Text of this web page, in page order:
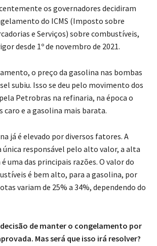
os governadores decidiram
do ICMS (Imposto sobre
e Serviços) sobre combustíveis,
desde 1º de novembro de 2021.
o preço da gasolina nas bombas
subiu. Isso se deu pelo movimento dos
Petrobras na refinaria, na época o
caro e a gasolina mais barata.
já é elevado por diversos fatores. A
única responsável pelo alto valor, a alta
uma das principais razões. O valor do
é bem alto, para a gasolina, por
variam de 25% a 34%, dependendo do
de manter o congelamento por
Mas será que isso irá resolver?